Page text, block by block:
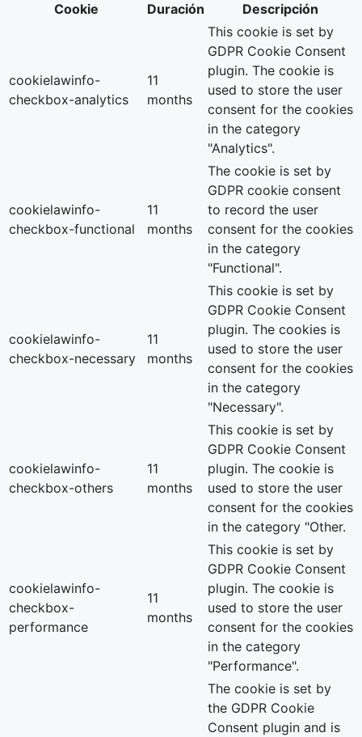
Cookie
Duración Descripción
cookielawinfo-
checkbox-analytics
11
months
This cookie is set by
GDPR Cookie Consent
plugin. The cookie is
used to store the user
consent for the cookies
in the category
"Analytics".
cookielawinfo-
checkbox-functional
11
months
The cookie is set by
GDPR cookie consent
to record the user
consent for the cookies
in the category
"Functional".
cookielawinfo-
checkbox-necessary
11
months
This cookie is set by
GDPR Cookie Consent
plugin. The cookies is
used to store the user
consent for the cookies
in the category
"Necessary".
cookielawinfo-
checkbox-others
11
months
This cookie is set by
GDPR Cookie Consent
plugin. The cookie is
used to store the user
consent for the cookies
in the category "Other.
cookielawinfo-
checkbox-
performance
11
months
This cookie is set by
GDPR Cookie Consent
plugin. The cookie is
used to store the user
consent for the cookies
in the category
"Performance".
The cookie is set by
the GDPR Cookie
Consent plugin and is